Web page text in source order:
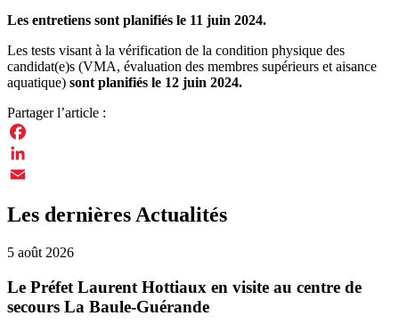
Les entretiens sont planifiés le 11 juin 2024.
Les tests visant à la vérification de la condition physique des
candidat(e)s (VMA, évaluation des membres supérieurs et aisance
aquatique) sont planifiés le 12 juin 2024.
Partager l’article :
Facebook
LinkedIn
Les dernières Actualités
5 août 2026
Le Préfet Laurent Hottiaux en visite au centre de
secours La Baule-Guérande